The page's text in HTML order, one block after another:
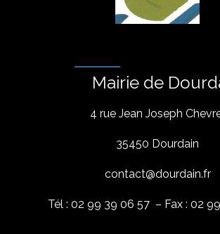
Mairie de
4 rue Jean Joseph
35450 Dourdain
contact@dourdain.fr
Tél : 02 99 39 06 57 – Fax : 02